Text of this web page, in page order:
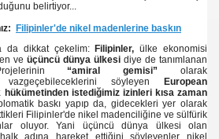
belirtiyor...
Filipinler'de nikel madenlerine baskın
da dikkat çekelim: Filipinler, ülke ekonomisi
ve üçüncü dünya ülkesi diye de tanımlanan
“amiral gemisi” olarak
vazgeçebileceklerini söyleyen
European
hükümetinden istediğimiz izinleri kısa zaman
baskı yapıp da, gidecekleri yer olarak
Filipinler'de nikel madenciliğine ve sülfürik
oluyor. Yani üçüncü dünya ülkesi olan
adına hareket ettiğini söyleyenler nikel
hakkı da tehdit altındadır